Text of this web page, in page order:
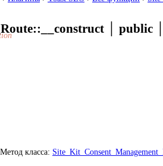
public
Метод класса: